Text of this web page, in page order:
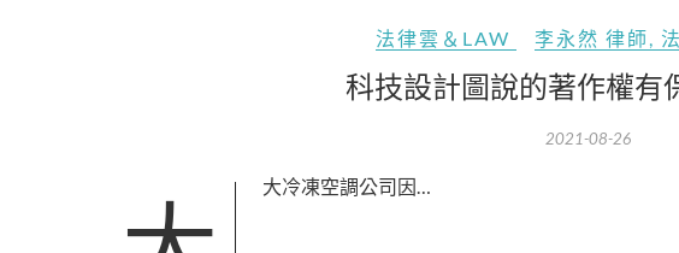
法律雲＆LAW 李永然 律師
科技設計圖說的著作權有
2021-08-26
大大冷凍空調公司因…